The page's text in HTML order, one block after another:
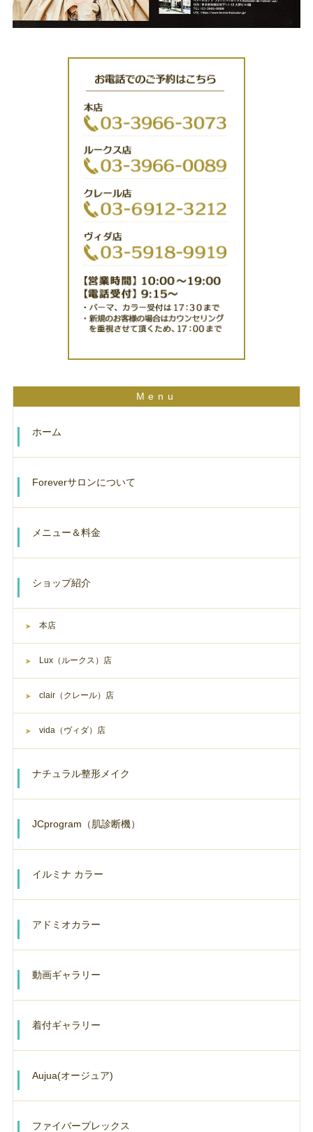
ホーム
Foreverサロンについて
メニュー＆料金
ショップ紹介
本店
Lux（ルークス）店
clair（クレール）店
vida（ヴィダ）店
ナチュラル整形メイク
JCprogram（肌診断機）
イルミナ カラー
アドミオカラー
動画ギャラリー
着付ギャラリー
Aujua(オージュア)
ファイバープレックス